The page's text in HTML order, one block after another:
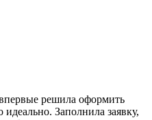
решила оформить
Заполнила заявку,